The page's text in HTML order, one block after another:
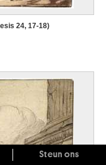
24, 17-18)
Steun ons